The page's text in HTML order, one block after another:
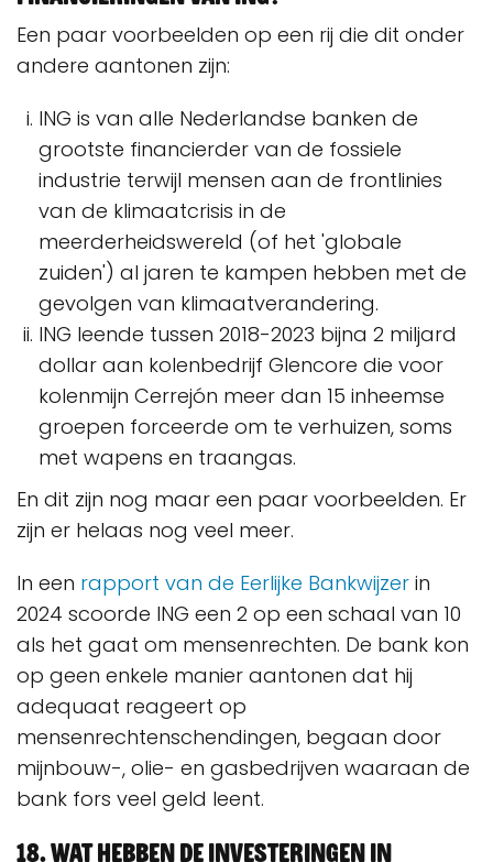
Een paar voorbeelden op een rij die dit onder
andere aantonen zijn:
ING is van alle Nederlandse banken de
grootste financierder van de fossiele
industrie terwijl mensen aan de frontlinies
van de klimaatcrisis in de
meerderheidswereld (of het 'globale
zuiden') al jaren te kampen hebben met de
gevolgen van klimaatverandering.
ING leende tussen 2018-2023 bijna 2 miljard
dollar aan kolenbedrijf Glencore die voor
kolenmijn Cerrejón meer dan 15 inheemse
groepen forceerde om te verhuizen, soms
met wapens en traangas.
En dit zijn nog maar een paar voorbeelden. Er
zijn er helaas nog veel meer.
In een rapport van de Eerlijke Bankwijzer in
2024 scoorde ING een 2 op een schaal van 10
als het gaat om mensenrechten. De bank kon
op geen enkele manier aantonen dat hij
adequaat reageert op
mensenrechtenschendingen, begaan door
mijnbouw-, olie- en gasbedrijven waaraan de
bank fors veel geld leent.
18. Wat hebben de investeringen in